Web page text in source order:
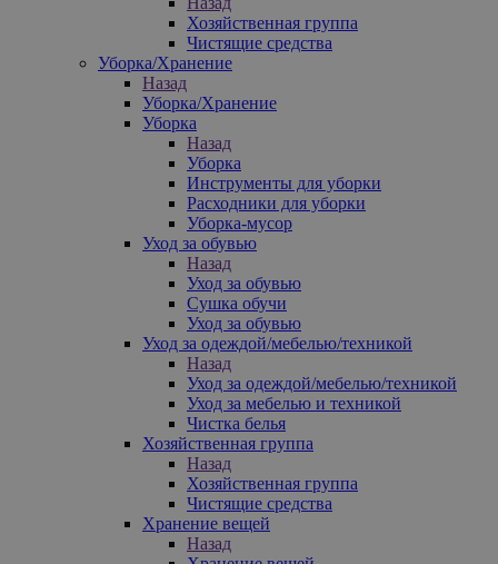
Хозяйственная группа
Чистящие средства
Уборка/Хранение
Назад
Уборка/Хранение
Уборка
Назад
Уборка
Инструменты для уборки
Расходники для уборки
Уборка-мусор
Уход за обувью
Назад
Уход за обувью
Сушка обучи
Уход за обувью
Уход за одеждой/мебелью/техникой
Назад
Уход за одеждой/мебелью/техникой
Уход за мебелью и техникой
Чистка белья
Хозяйственная группа
Назад
Хозяйственная группа
Чистящие средства
Хранение вещей
Назад